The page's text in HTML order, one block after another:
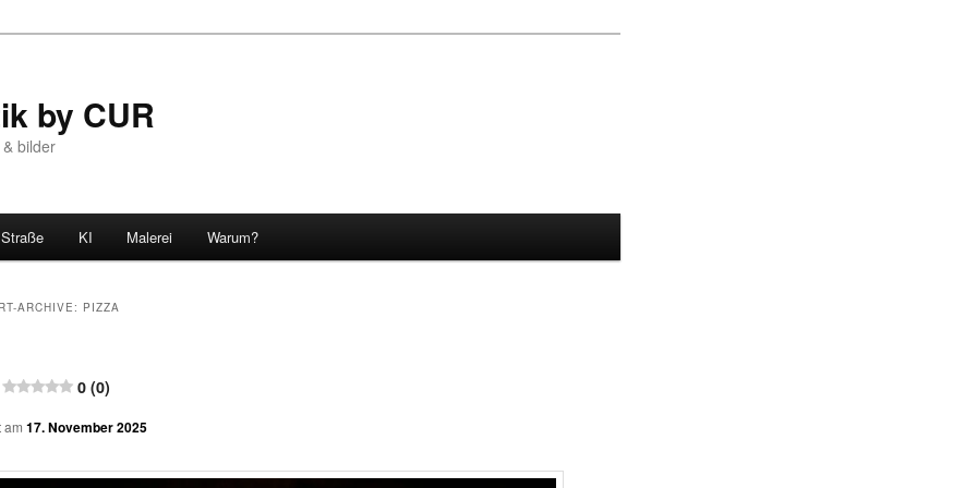
by CUR
bilder
Straße KI Malerei Warum?
ARCHIVE: PIZZA
0 (0)
am17. November 2025